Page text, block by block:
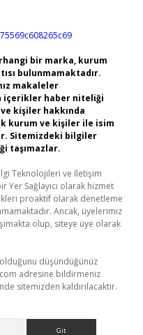
bir marka, kurum
bulunmamaktadır.
makaleler
içerikler haber niteliği
kişiler hakkında
kurum ve kişiler ile isim
Sitemizdeki bilgiler
taşımazlar.
Teknolojileri ve İletişim
Yer Sağlayıcı olarak hizmet
proaktif olarak denetleme
Ancak, üyelerimiz
olup, siteye üye olarak
düşündüğünüz
adresine bildirmeniz
sitemizden kaldırılacaktır.